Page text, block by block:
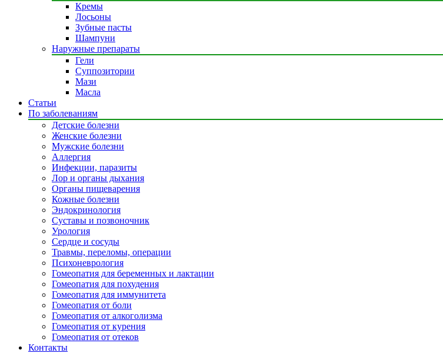
Кремы
Лосьоны
Зубные пасты
Шампуни
Наружные препараты
Гели
Суппозитории
Мази
Масла
Статьи
По заболеваниям
Детские болезни
Женские болезни
Мужские болезни
Аллергия
Инфекции, паразиты
Лор и органы дыхания
Органы пищеварения
Кожные болезни
Эндокринология
Суставы и позвоночник
Урология
Сердце и сосуды
Травмы, переломы, операции
Психоневрология
Гомеопатия для беременных и лактации
Гомеопатия для похудения
Гомеопатия для иммунитета
Гомеопатия от боли
Гомеопатия от алкоголизма
Гомеопатия от курения
Гомеопатия от отеков
Контакты